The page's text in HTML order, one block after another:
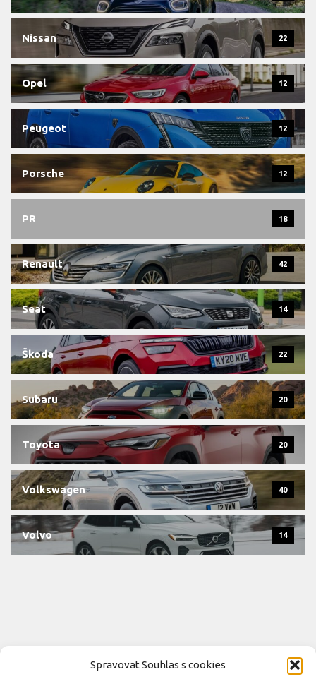
Spravovat Souhlas s cookies
Nissan 22
Opel 12
Peugeot 12
Porsche 12
PR 18
Renault 42
Seat 14
Škoda 22
Subaru 20
Toyota 20
Volkswagen 40
Volvo 14